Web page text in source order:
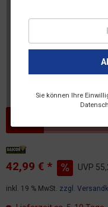
Sie können Ihre
42,99 € * UVP
inkl. 19 % MwSt. zzgl.